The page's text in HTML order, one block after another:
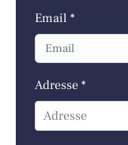
Email *
Adresse *
Adresse